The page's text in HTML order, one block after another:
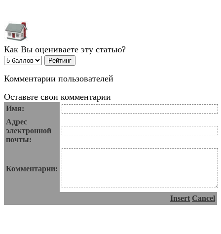
Как Вы оцениваете эту статью?
Комментарии пользователей
Оставьте свои комментарии
Имя:
Адрес
электронной
почты:
Комментарии:
Insert Cancel